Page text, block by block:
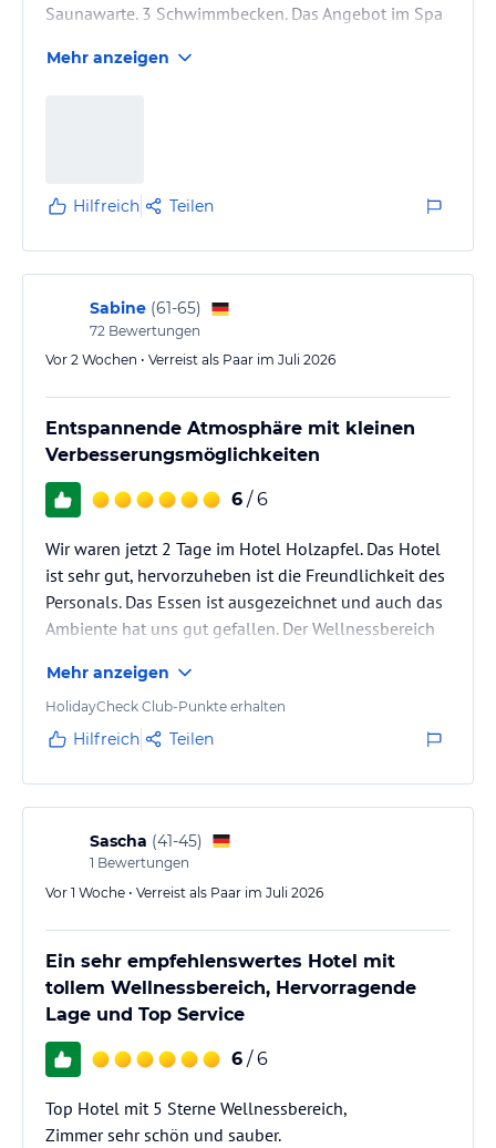
Saunawarte. 3 Schwimmbecken. Das Angebot im Spa
Mehr anzeigen
Hilfreich Teilen
Sabine (61-65)
72 Bewertungen
Vor 2 Wochen • Verreist als Paar im Juli 2026
Entspannende Atmosphäre mit kleinen
Verbesserungsmöglichkeiten
6 / 6
Wir waren jetzt 2 Tage im Hotel Holzapfel. Das Hotel
ist sehr gut, hervorzuheben ist die Freundlichkeit des
Personals. Das Essen ist ausgezeichnet und auch das
Ambiente hat uns gut gefallen. Der Wellnessbereich
überzeugt. Es waren nur 2 Saunen geöffnet, ein
Becken zum textilfreien Schwimmen gibt es gar nicht.
Nicht schlimm, dachten wir, der Eintritt zur Therme 1
falsch gedacht, der Eintritt in die Therme ist zwar…
Mehr anzeigen
HolidayCheck Club-Punkte erhalten
Hilfreich Teilen
Sascha (41-45)
1 Bewertungen
Vor 1 Woche • Verreist als Paar im Juli 2026
Ein sehr empfehlenswertes Hotel mit
tollem Wellnessbereich, Hervorragende
Lage und Top Service
6 / 6
Top Hotel mit 5 Sterne Wellnessbereich,
Zimmer sehr schön und sauber.